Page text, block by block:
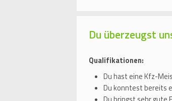
Du überzeugst
Qualifikationen:
Du hast eine Kfz-
Du konntest bereits